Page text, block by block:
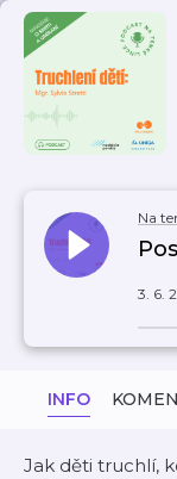
Na
3. 6.
INFO
Jak děti truchlí,